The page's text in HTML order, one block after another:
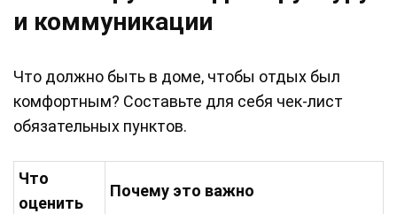
и коммуникации
Что должно быть в доме, чтобы отдых был
комфортным? Составьте для себя чек-лист
обязательных пунктов.
Что
оценить
Почему это важно